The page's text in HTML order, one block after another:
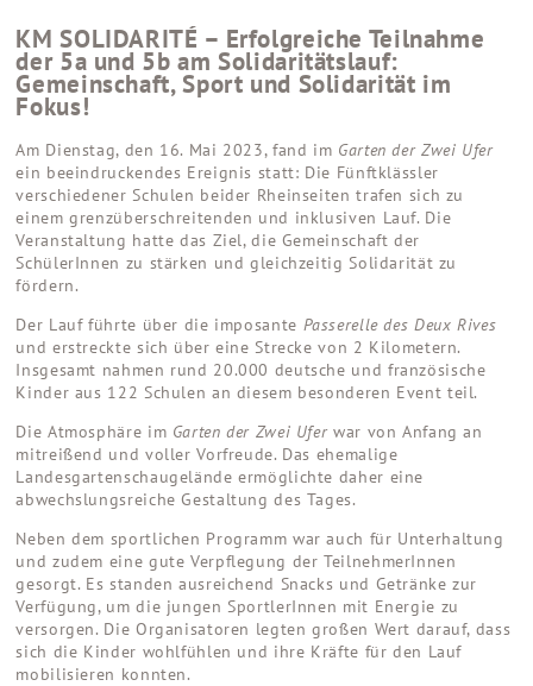
KM SOLIDARITÉ – Erfolgreiche Teilnahme
der 5a und 5b am Solidaritätslauf:
Gemeinschaft, Sport und Solidarität im
Fokus!
Am Dienstag, den 16. Mai 2023, fand im Garten der Zwei Ufer
ein beeindruckendes Ereignis statt: Die Fünftklässler
verschiedener Schulen beider Rheinseiten trafen sich zu
einem grenzüberschreitenden und inklusiven Lauf. Die
Veranstaltung hatte das Ziel, die Gemeinschaft der
SchülerInnen zu stärken und gleichzeitig Solidarität zu
fördern.
Der Lauf führte über die imposante Passerelle des Deux Rives
und erstreckte sich über eine Strecke von 2 Kilometern.
Insgesamt nahmen rund 20.000 deutsche und französische
Kinder aus 122 Schulen an diesem besonderen Event teil.
Die Atmosphäre im Garten der Zwei Uferwar von Anfang an
mitreißend und voller Vorfreude. Das ehemalige
Landesgartenschaugelände ermöglichte daher eine
abwechslungsreiche Gestaltung des Tages.
Neben dem sportlichen Programm war auch für Unterhaltung
und zudem eine gute Verpflegung der TeilnehmerInnen
gesorgt. Es standen ausreichend Snacks und Getränke zur
Verfügung, um die jungen SportlerInnen mit Energie zu
versorgen. Die Organisatoren legten großen Wert darauf, dass
sich die Kinder wohlfühlen und ihre Kräfte für den Lauf
mobilisieren konnten.